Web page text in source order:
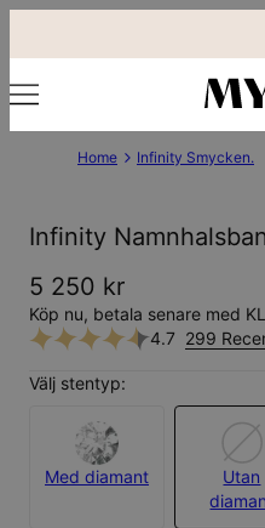
Home Infinity Smycken.
Infinity
5 250 kr
Köp nu, betala senare med
4.7 299
Välj stentyp:
Med diamant
Utan